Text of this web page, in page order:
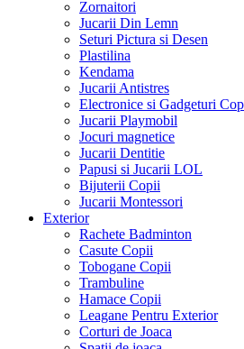
Zornaitori
Jucarii Din Lemn
Seturi Pictura si Desen
Plastilina
Kendama
Jucarii Antistres
Electronice si Gadgeturi
Jucarii Playmobil
Jocuri magnetice
Jucarii Dentitie
Papusi si Jucarii LOL
Bijuterii Copii
Jucarii Montessori
Exterior
Rachete Badminton
Casute Copii
Tobogane Copii
Trambuline
Hamace Copii
Leagane Pentru Exterior
Corturi de Joaca